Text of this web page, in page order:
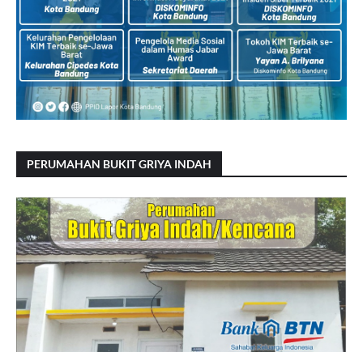
PERUMAHAN BUKIT GRIYA INDAH